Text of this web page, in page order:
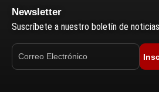
Newsletter
Suscríbete a nuestro boletín de